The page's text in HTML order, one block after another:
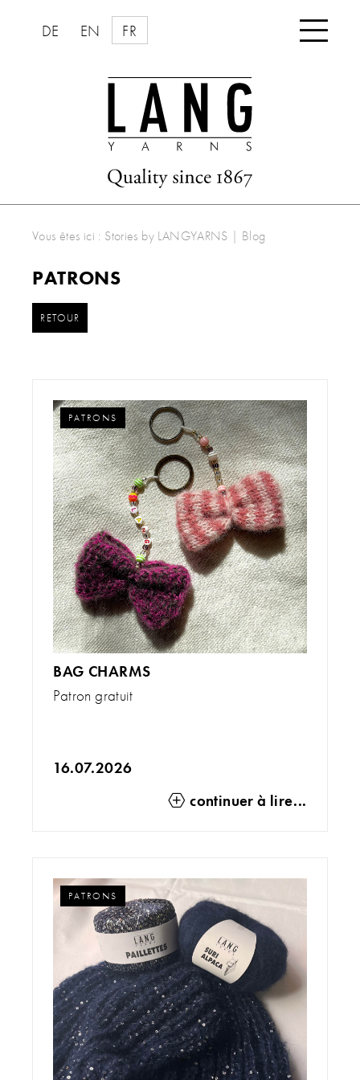
DE EN FR 
Vous êtes ici : Stories by LANGYARNS | Blog
PATRONS
RETOUR
PATRONS
BAG CHARMS
Patron gratuit
tricot qui traînent sur l'étagère et attendent d'être
BAG CHARM AU TRICOT
Pour notre version, nous avons tricoté un seul fil de
SURI ALPACA.
16.07.2026
continuer à lire...
PATRONS